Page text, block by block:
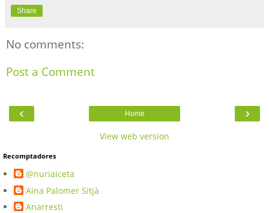
Share
No comments:
Post a Comment
‹ ›
Home
View web version
Recomptadores
@nuriaiceta
Aina Palomer Sitjà
Anarresti